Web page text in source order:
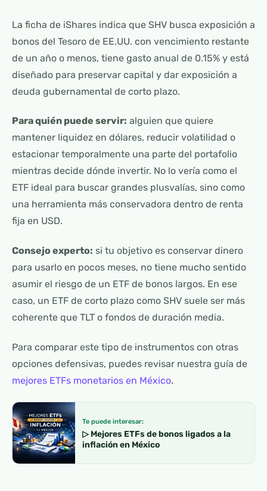
La ficha de iShares indica que SHV busca exposición a
bonos del Tesoro de EE.UU. con vencimiento restante
de un año o menos, tiene gasto anual de 0.15% y está
diseñado para preservar capital y dar exposición a
deuda gubernamental de corto plazo.
Para quién puede servir: alguien que quiere
mantener liquidez en dólares, reducir volatilidad o
estacionar temporalmente una parte del portafolio
mientras decide dónde invertir. No lo vería como el
ETF ideal para buscar grandes plusvalías, sino como
una herramienta más conservadora dentro de renta
fija en USD.
Consejo experto: si tu objetivo es conservar dinero
para usarlo en pocos meses, no tiene mucho sentido
asumir el riesgo de un ETF de bonos largos. En ese
caso, un ETF de corto plazo como SHV suele ser más
coherente que TLT o fondos de duración media.
Para comparar este tipo de instrumentos con otras
opciones defensivas, puedes revisar nuestra guía de
mejores ETFs monetarios en México.
Te puede interesar:
▷ Mejores ETFs de bonos ligados a la
inflación en México